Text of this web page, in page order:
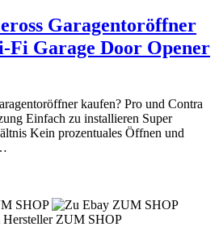
Garagentoröffner
Garage Door Opener
kaufen? Pro und Contra
Einfach zu installieren Super
Kein prozentuales Öffnen und
SHOP
ZUM SHOP
ZUM SHOP